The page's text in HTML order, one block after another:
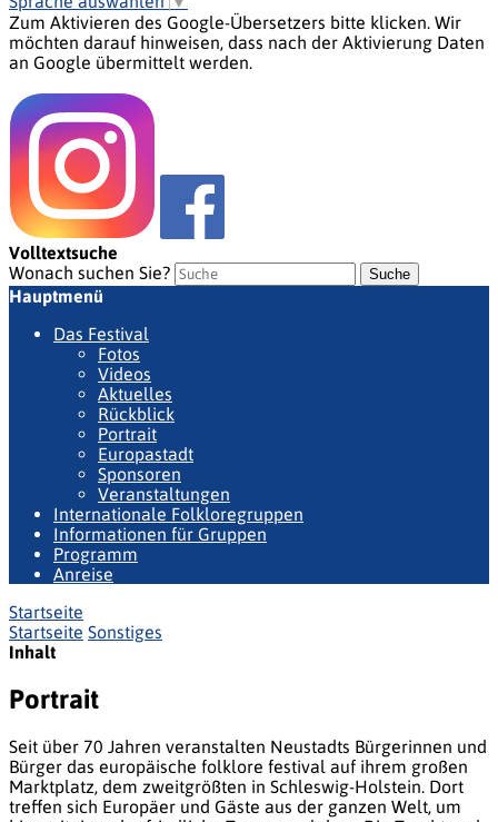
Zum Aktivieren des Google-Übersetzers bitte klicken. Wir
möchten darauf hinweisen, dass nach der Aktivierung Daten
an Google übermittelt werden.
Volltextsuche
Wonach suchen Sie?
Suche
Hauptmenü
Das Festival
Fotos
Videos
Aktuelles
Rückblick
Portrait
Europastadt
Sponsoren
Veranstaltungen
Internationale Folkloregruppen
Informationen für Gruppen
Programm
Anreise
Startseite
Startseite Sonstiges
Inhalt
Portrait
Seit über 70 Jahren veranstalten Neustadts Bürgerinnen und
Bürger das europäische folklore festival auf ihrem großen
Marktplatz, dem zweitgrößten in Schleswig-Holstein. Dort
treffen sich Europäer und Gäste aus der ganzen Welt, um